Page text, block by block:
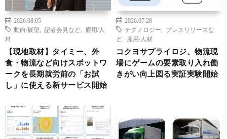
2026.08.05
動向/展望
記者会見など
雇用/人
材
【現地取材】タイミー、外
食・物流など向けスポットワ
ークを長期就労前の「お試
し」に使える新サービス開始
2026.07.28
テクノロジー
プレスリリースな
ど
雇用/人材
コクヨサプライロジ、物流現
場にゲームの要素取り入れ働
きがい向上図る実証実験開始